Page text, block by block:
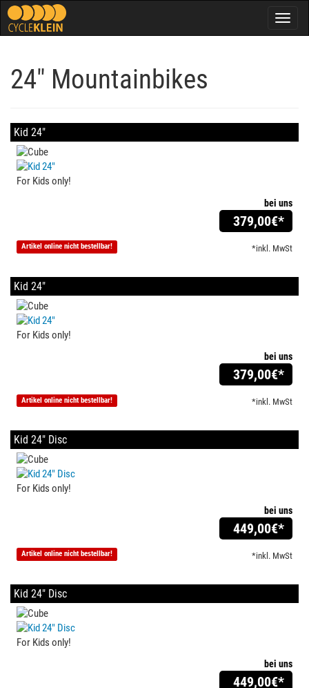
24" Mountainbikes
Kid 24"
For Kids only!
bei uns
379,00€*
*inkl. MwSt
Artikel online nicht bestellbar!
Kid 24"
For Kids only!
bei uns
379,00€*
*inkl. MwSt
Artikel online nicht bestellbar!
Kid 24" Disc
For Kids only!
bei uns
449,00€*
*inkl. MwSt
Artikel online nicht bestellbar!
Kid 24" Disc
For Kids only!
bei uns
449,00€*